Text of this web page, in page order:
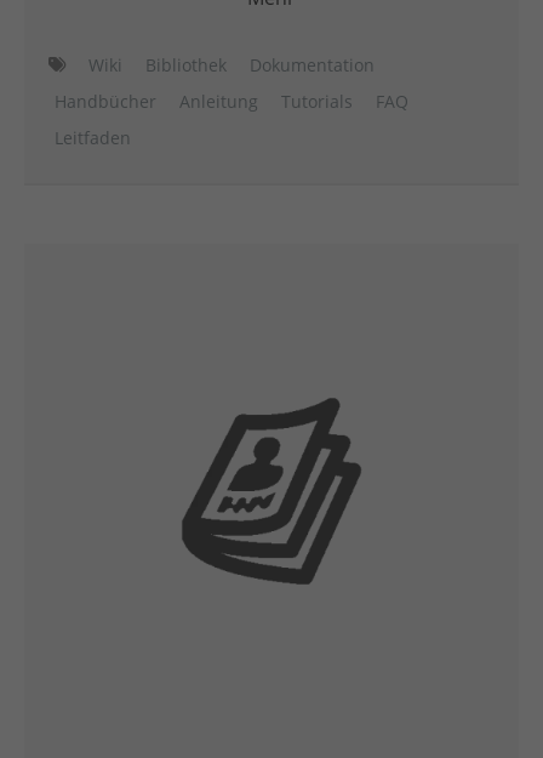
Wiki Bibliothek
Dokumentation
Handbücher
Anleitung Tutorials
FAQ
Leitfaden